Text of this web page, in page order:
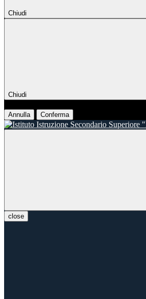
Chiudi
Chiudi
Annulla Conferma
close